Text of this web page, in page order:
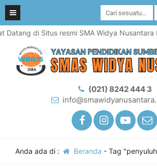
di Situs resmi SMA Widya Nusantara
(021) 8242 444 3
Anda ada di : Beranda - Tag